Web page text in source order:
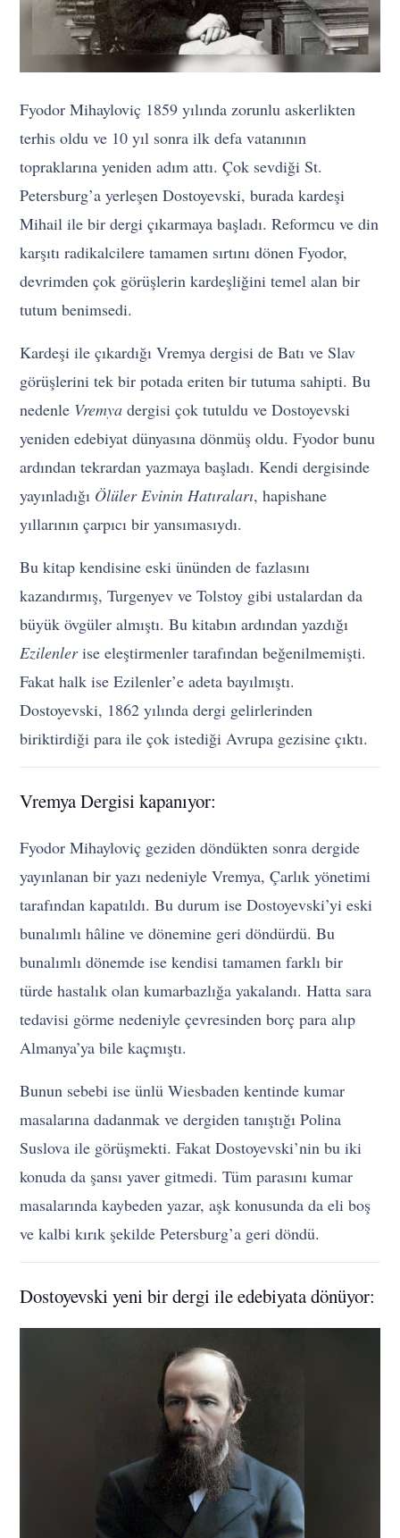
Fyodor Mihayloviç 1859 yılında zorunlu askerlikten
terhis oldu ve 10 yıl sonra ilk defa vatanının
topraklarına yeniden adım attı. Çok sevdiği St.
Petersburg’a yerleşen Dostoyevski, burada kardeşi
Mihail ile bir dergi çıkarmaya başladı. Reformcu ve din
karşıtı radikalcilere tamamen sırtını dönen Fyodor,
devrimden çok görüşlerin kardeşliğini temel alan bir
tutum benimsedi.
Kardeşi ile çıkardığı Vremya dergisi de Batı ve Slav
görüşlerini tek bir potada eriten bir tutuma sahipti. Bu
nedenle Vremya dergisi çok tutuldu ve Dostoyevski
yeniden edebiyat dünyasına dönmüş oldu. Fyodor bunu
ardından tekrardan yazmaya başladı. Kendi dergisinde
yayınladığı Ölüler Evinin Hatıraları, hapishane
yıllarının çarpıcı bir yansımasıydı.
Bu kitap kendisine eski ününden de fazlasını
kazandırmış, Turgenyev ve Tolstoy gibi ustalardan da
büyük övgüler almıştı. Bu kitabın ardından yazdığı
Ezilenlerise eleştirmenler tarafından beğenilmemişti.
Fakat halk ise Ezilenler’e adeta bayılmıştı.
Dostoyevski, 1862 yılında dergi gelirlerinden
biriktirdiği para ile çok istediği Avrupa gezisine çıktı.
Vremya Dergisi kapanıyor:
Fyodor Mihayloviç geziden döndükten sonra dergide
yayınlanan bir yazı nedeniyle Vremya, Çarlık yönetimi
tarafından kapatıldı. Bu durum ise Dostoyevski’yi eski
bunalımlı hâline ve dönemine geri döndürdü. Bu
bunalımlı dönemde ise kendisi tamamen farklı bir
türde hastalık olan kumarbazlığa yakalandı. Hatta sara
tedavisi görme nedeniyle çevresinden borç para alıp
Almanya’ya bile kaçmıştı.
Bunun sebebi ise ünlü Wiesbaden kentinde kumar
masalarına dadanmak ve dergiden tanıştığı Polina
Suslova ile görüşmekti. Fakat Dostoyevski’nin bu iki
konuda da şansı yaver gitmedi. Tüm parasını kumar
masalarında kaybeden yazar, aşk konusunda da eli boş
ve kalbi kırık şekilde Petersburg’a geri döndü.
Dostoyevski yeni bir dergi ile edebiyata dönüyor: